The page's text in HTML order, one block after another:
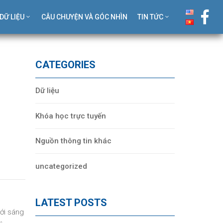
LIỆU CÂU CHUYỆN VÀ GÓC NHÌN TIN TỨC
sáng
CATEGORIES
Dữ liệu
Khóa học trực tuyến
Nguồn thông tin khác
uncategorized
LATEST POSTS